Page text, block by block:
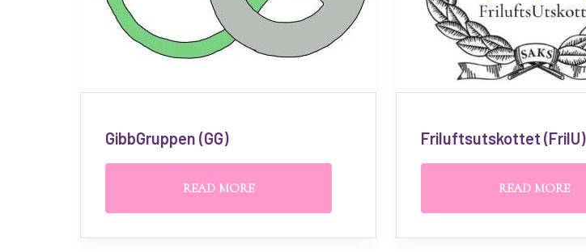
GibbGruppen (GG)
READ MORE
Friluftsutskottet (FrilU)
READ MORE